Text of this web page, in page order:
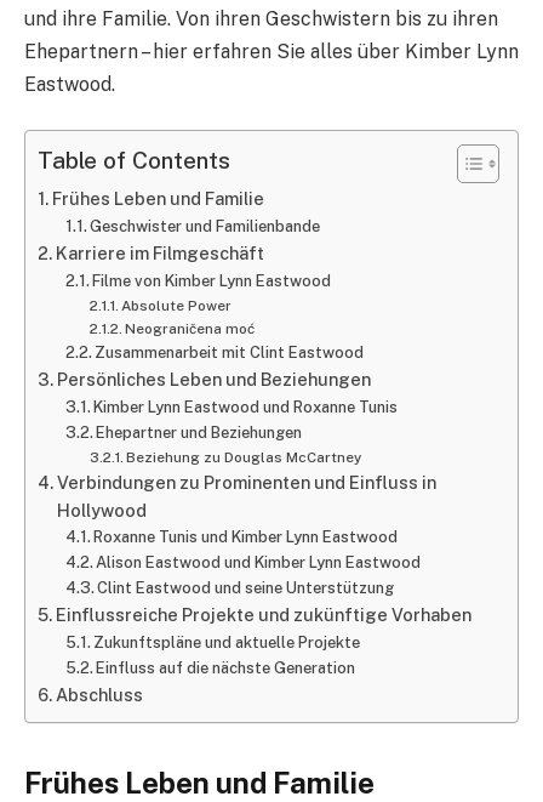
und ihre Familie. Von ihren Geschwistern bis zu ihren
Ehepartnern – hier erfahren Sie alles über Kimber Lynn
Eastwood.
Table of Contents
Frühes Leben und Familie
Geschwister und Familienbande
Karriere im Filmgeschäft
Filme von Kimber Lynn Eastwood
Absolute Power
Neograničena moć
Zusammenarbeit mit Clint Eastwood
Persönliches Leben und Beziehungen
Kimber Lynn Eastwood und Roxanne Tunis
Ehepartner und Beziehungen
Beziehung zu Douglas McCartney
Verbindungen zu Prominenten und Einfluss in
Hollywood
Roxanne Tunis und Kimber Lynn Eastwood
Alison Eastwood und Kimber Lynn Eastwood
Clint Eastwood und seine Unterstützung
Einflussreiche Projekte und zukünftige Vorhaben
Zukunftspläne und aktuelle Projekte
Einfluss auf die nächste Generation
Abschluss
Frühes Leben und Familie